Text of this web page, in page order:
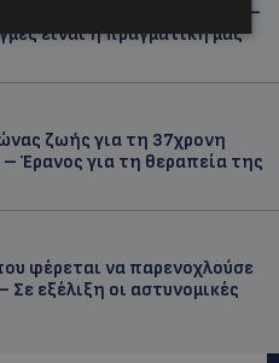
είναι μόνο ένας αριθμός –
είναι η πραγματική μας
ζωής για τη 37χρονη
Έρανος για τη θεραπεία της
φέρεται να παρενοχλούσε
Σε εξέλιξη οι αστυνομικές